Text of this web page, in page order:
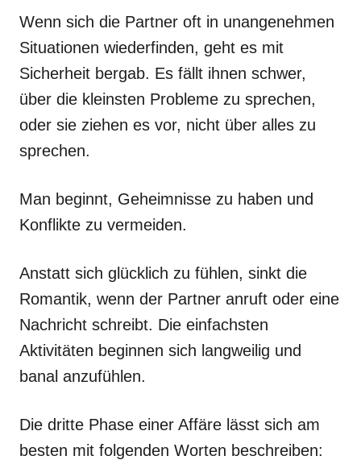
Wenn sich die Partner oft in unangenehmen
Situationen wiederfinden, geht es mit
Sicherheit bergab. Es fällt ihnen schwer,
über die kleinsten Probleme zu sprechen,
oder sie ziehen es vor, nicht über alles zu
sprechen.
Man beginnt, Geheimnisse zu haben und
Konflikte zu vermeiden.
Anstatt sich glücklich zu fühlen, sinkt die
Romantik, wenn der Partner anruft oder eine
Nachricht schreibt. Die einfachsten
Aktivitäten beginnen sich langweilig und
banal anzufühlen.
Die dritte Phase einer Affäre lässt sich am
besten mit folgenden Worten beschreiben: